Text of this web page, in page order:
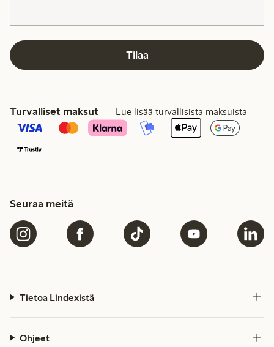
Tilaa
Turvalliset maksut Lue lisää turvallisista maksuista
Seuraa meitä
Tietoa Lindexistä
Ohjeet